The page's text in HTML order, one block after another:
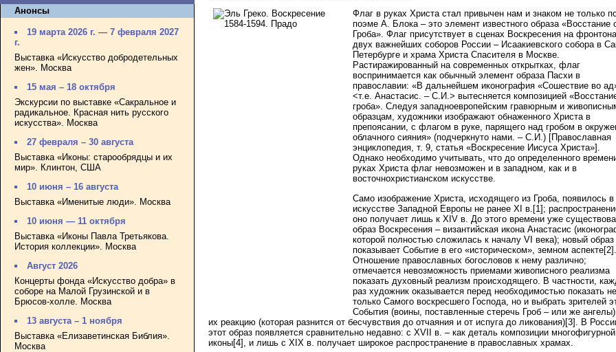
Анонсы
19 марта 2026 г. — 7 февраля 2027
г.
Выставка «Искусство добродетельных
жен». Москва
15 мая – 18 октября
Экскурсии по выставке «Сакральное и
радикальное. Красная нить русского
искусства». Москва
27 февраля – 30 августа
Выставка «Иконы: старообрядцы и их
мир». Клинтон, США
10 июня – 16 августа
Выставка «Именитые люди». Москва
10 июня — 11 октября
Выставка «Иконы Павла Третьякова.
История коллекции». Москва
Август 2026
Концерты фонда «Искусство добра» в
соборе на Малой Грузинской и в
Брюсов-холле. Москва
13 августа – 1 ноября
Выставка «Елизаветинская Библия».
Москва
Флаг в руках Христа стал привычен нам и знаком не только
поэме А. Блока – это элемент известного образа «Восстание
Гроба». Флаг присутствует в сценах Воскресения на
двух важнейших соборов России – Исаакиевского собора в
Петербурге и храма Христа Спасителя в Москве.
Растиражированный на современных открытках, флаг
воспринимается как обычный элемент образа Пасхи в
православии: «В дальнейшем иконография «Сошествие во
<т.е. Анастасис. – С.И.> вытесняется композицией
гроба». Следуя западноевропейским гравюрным и
образцам, художники изображают обнаженного Христа в
препоясании, с флагом в руке, парящего над гробом в
облачного сияния» (подчеркнуто нами. – С.И.) [Православная
энциклопедия, т. 9, статья «Воскресение Иисуса Христа»].
Однако необходимо учитывать, что до определенного
руках Христа флаг невозможен и в западном, как и в
восточнохристианском искусстве.
Само изображение Христа, исходящего из Гроба, появилось в
искусстве Западной Европы не ранее XI в.[1];
оно получает лишь к XIV в. До этого времени уже
образ Воскресения – византийская икона Анастасис
которой полностью сложилась к началу VI века); новый образ
показывает Событие в его «историческом», земном аспекте[2].
Отношение православных богословов к нему различно;
отмечается невозможность приемами живописного реализма
показать духовный реализм происходящего. В частности,
раз художник оказывается перед необходимостью показать не
только Самого воскресшего Господа, но и выбрать зрителей
События (воины, поставленные стеречь Гроб – или же
их реакцию (которая разнится от бесчувствия до отчаяния и от испуга до ликования)[3]. В
этот образ появляется сравнительно недавно: с XVII в. – как деталь композиции многофигурной
иконы[4], и лишь с XIX в. получает широкое распространение в православных храмах.